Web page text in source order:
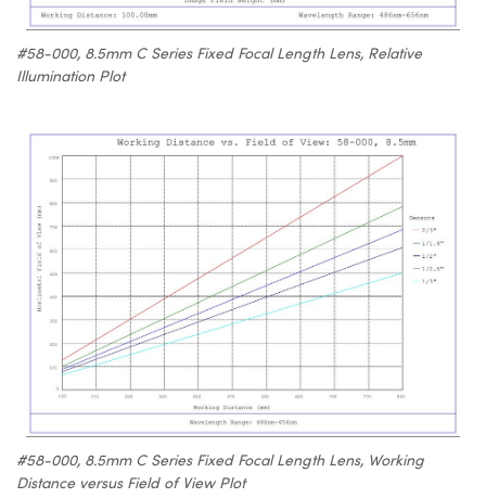
#58-000, 8.5mm C Series Fixed Focal Length Lens, Relative
Illumination Plot
#58-000, 8.5mm C Series Fixed Focal Length Lens, Working
Distance versus Field of View Plot